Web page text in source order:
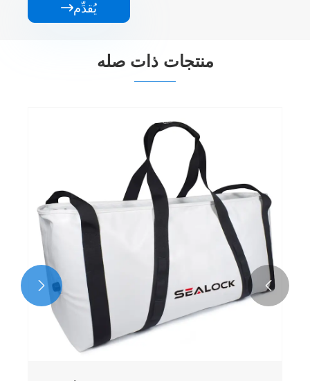
يُقدِّم
منتجات ذات صله

